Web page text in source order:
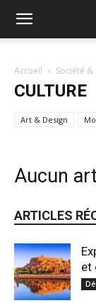
Accueil Société &
CULTURE
Art & Design
Aucun
ARTICLES
et